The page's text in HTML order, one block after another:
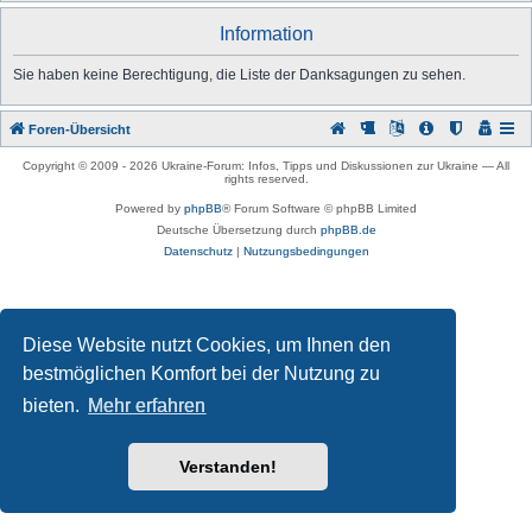
Diese Website nutzt Cookies, um Ihnen den
bestmöglichen Komfort bei der Nutzung zu
bieten.
Mehr erfahren
Verstanden!
u
Information
Sie haben keine Berechtigung, die Liste der Danksagungen zu sehen.
Foren-Übersicht
Copyright © 2009 - 2026 Ukraine-Forum: Infos, Tipps und Diskussionen zur Ukraine — All
rights reserved.
Powered by phpBB® Forum Software © phpBB Limited
Deutsche Übersetzung durch phpBB.de
Datenschutz| Nutzungsbedingungen